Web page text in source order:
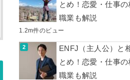
とめ！恋愛・仕事
職業も解説
1.2m件のビュー
ENFJ（主人公）と
とめ！恋愛・仕事
職業も解説